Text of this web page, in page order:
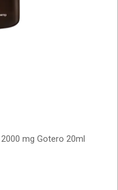
mg Gotero 20ml